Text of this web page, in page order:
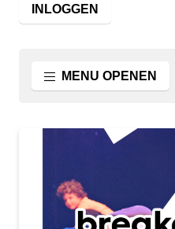
INLOGGEN
MENU OPENEN